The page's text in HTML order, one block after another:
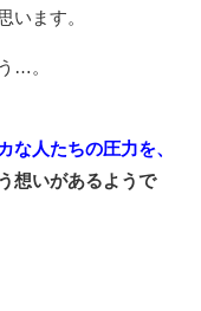
います。
…。
な人たちの圧力を、
想いがあるようで